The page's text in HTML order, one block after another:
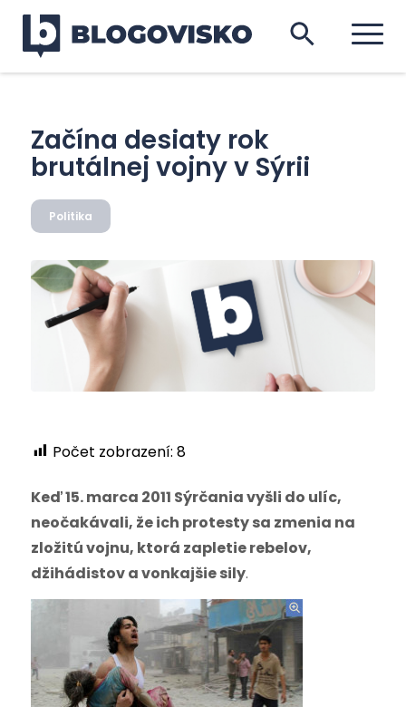
Začína desiaty rok
brutálnej vojny v Sýrii
Politika
Počet zobrazení: 8
Keď 15. marca 2011 Sýrčania vyšli do ulíc,
neočakávali, že ich protesty sa zmenia na
zložitú vojnu, ktorá zapletie rebelov,
džihádistov a vonkajšie sily.